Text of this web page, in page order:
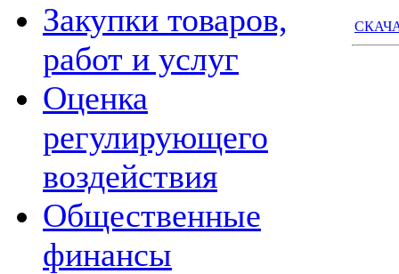
Закупки товаров,
работ и услуг
Оценка
регулирующего
воздействия
Общественные
финансы